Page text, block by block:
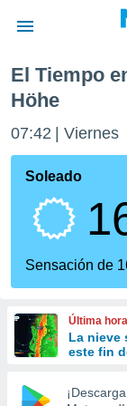
de
para
la
calidad.
a este
forma
digital
El Tiempo
Höhe
07:42 Viernes
Soleado
Sensación de
Última hora
La nieve
este fin
¡Descarga